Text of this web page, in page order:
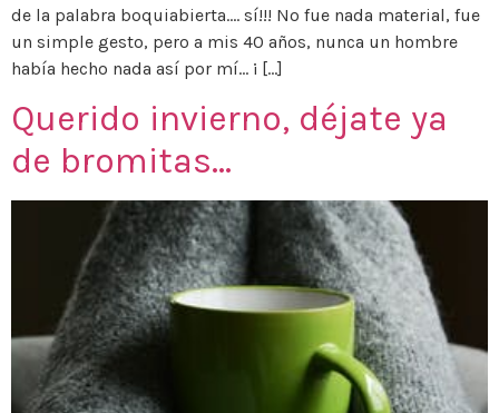
de la palabra boquiabierta…. sí!!! No fue nada material, fue
un simple gesto, pero a mis 40 años, nunca un hombre
había hecho nada así por mí… ¡ […]
Querido invierno, déjate ya
de bromitas…